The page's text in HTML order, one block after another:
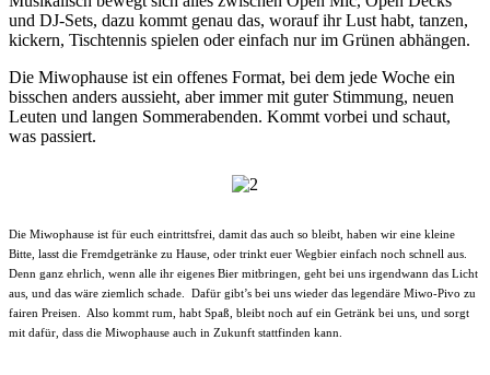
und DJ-Sets, dazu kommt genau das, worauf ihr Lust habt, tanzen,
kickern, Tischtennis spielen oder einfach nur im Grünen abhängen.
Die Miwophause ist ein offenes Format, bei dem jede Woche ein
bisschen anders aussieht, aber immer mit guter Stimmung, neuen
Leuten und langen Sommerabenden. Kommt vorbei und schaut,
was passiert.
Die Miwophause ist für euch eintrittsfrei, damit das auch so bleibt, haben wir eine kleine
Bitte, lasst die Fremdgetränke zu Hause, oder trinkt euer Wegbier einfach noch schnell aus.
Denn ganz ehrlich, wenn alle ihr eigenes Bier mitbringen, geht bei uns irgendwann das Licht
aus, und das wäre ziemlich schade. Dafür gibt’s bei uns wieder das legendäre Miwo-Pivo zu
fairen Preisen. Also kommt rum, habt Spaß, bleibt noch auf ein Getränk bei uns, und sorgt
mit dafür, dass die Miwophause auch in Zukunft stattfinden kann.